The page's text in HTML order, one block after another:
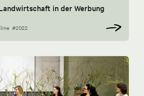
in der Werbung
#2022